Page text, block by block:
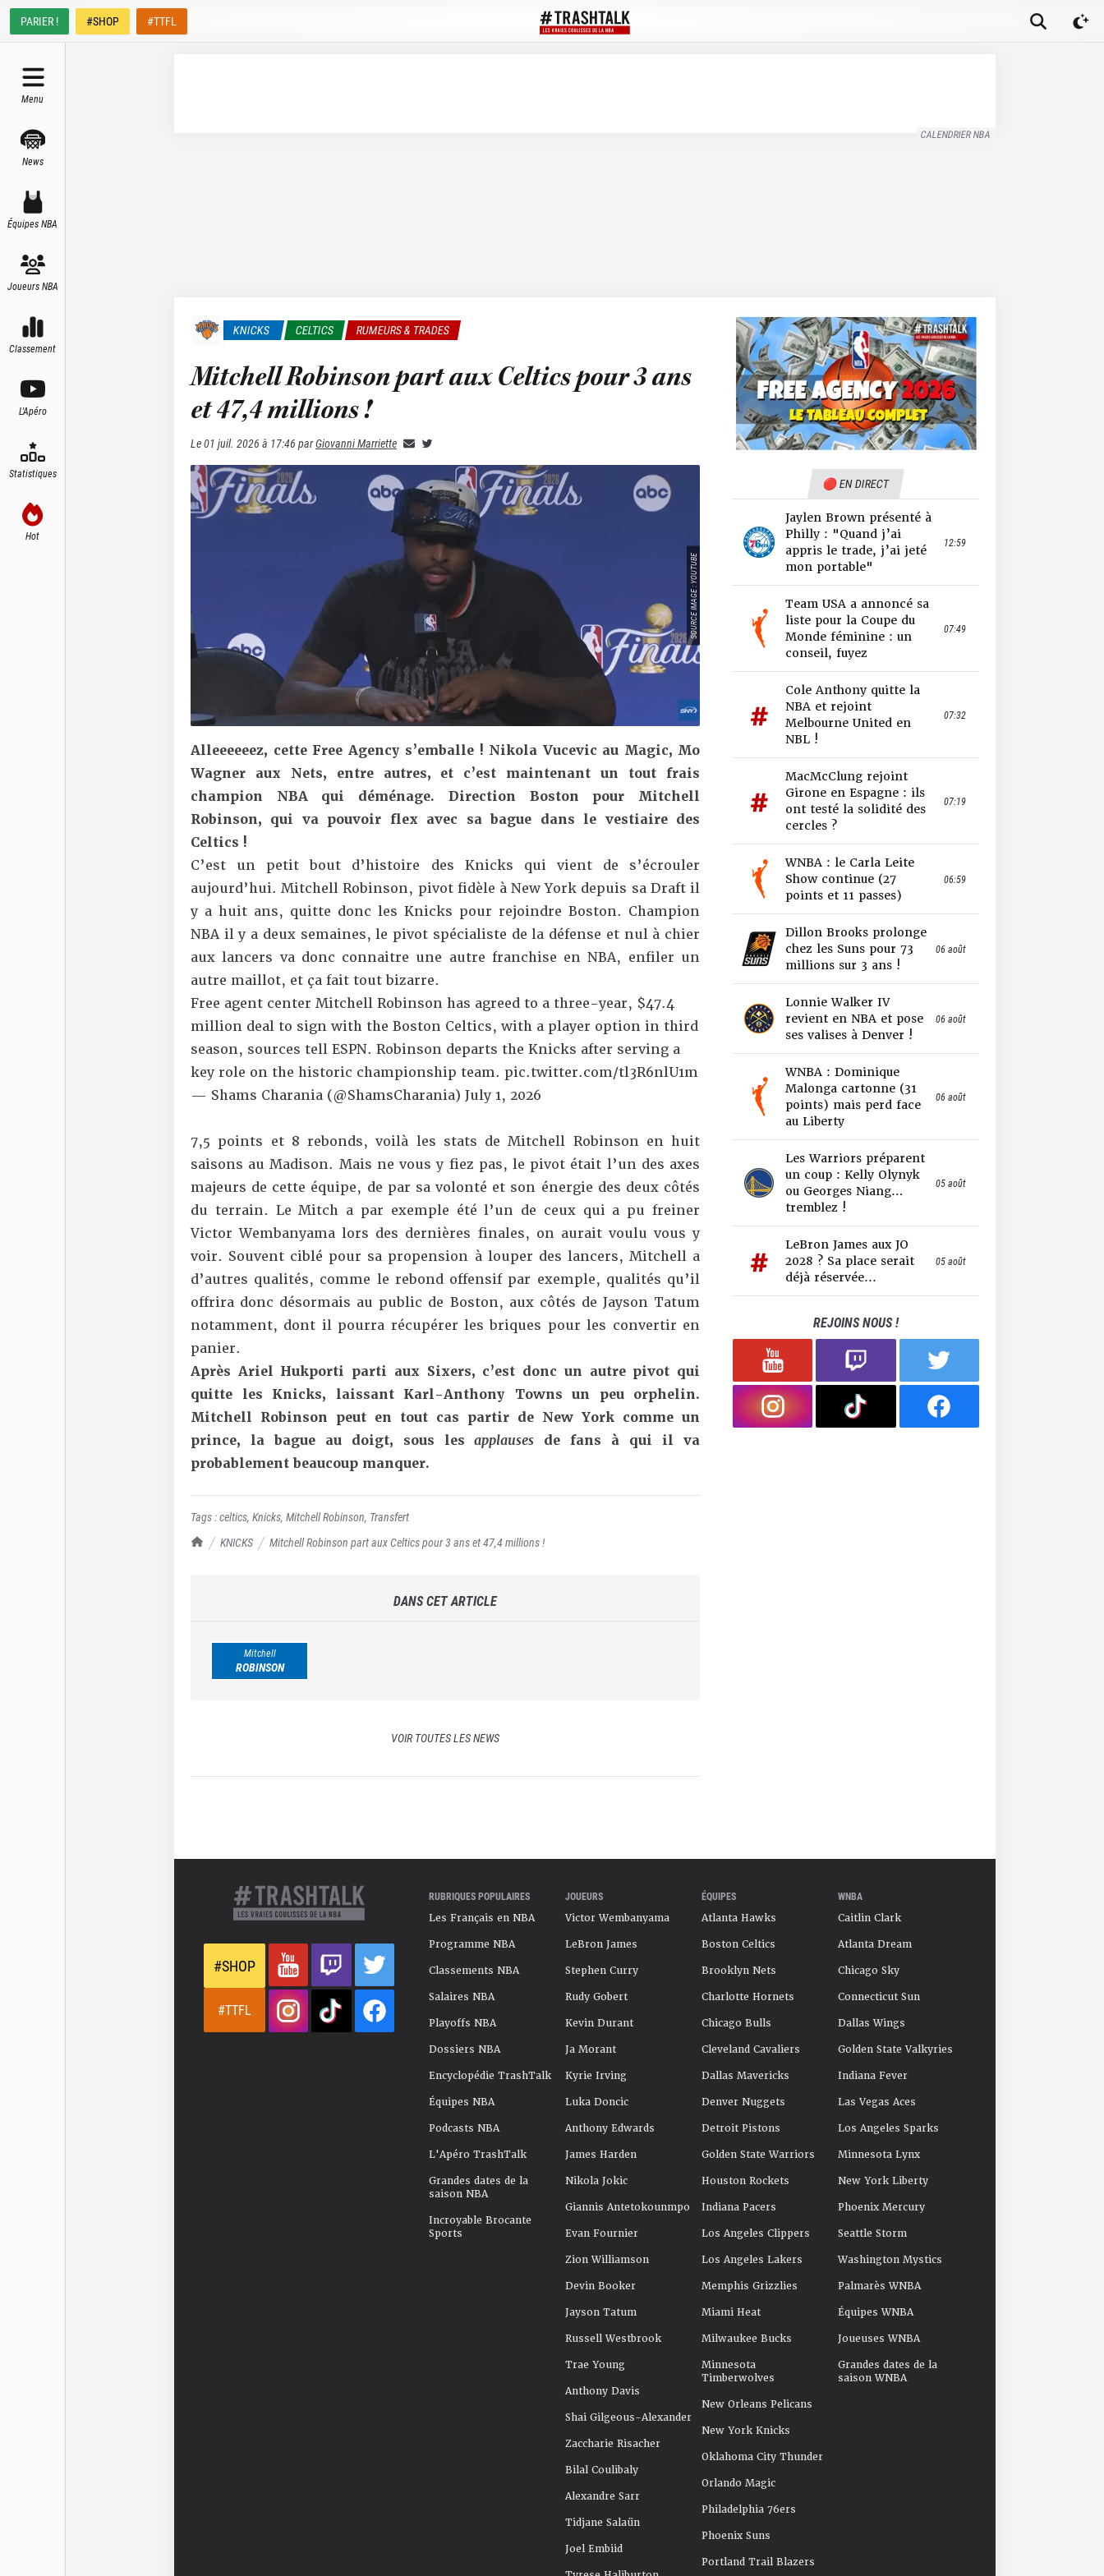
PARIER ! #SHOP #TTFL
Menu
News
Équipes NBA
Joueurs NBA
Classement
L'Apéro
Statistiques
Hot
CALENDRIER NBA
TrashTalk Actu NBA
KNICKS Mitchell Robinson part aux Celtics pour 3 ans et 47,4 millions !
KNICKS CELTICS RUMEURS & TRADES
Mitchell Robinson part aux Celtics pour 3 ans
et 47,4 millions !
Le01 juil. 2026 à 17:46 parGiovanni Marriette
SOURCE IMAGE : YOUTUBE
Alleeeeeez, cette Free Agency s’emballe ! Nikola Vucevic au Magic, Mo
Wagner aux Nets, entre autres, et c’est maintenant un tout frais
champion NBA qui déménage. Direction Boston pour Mitchell
Robinson, qui va pouvoir flex avec sa bague dans le vestiaire des
Celtics !
C’est un petit bout d’histoire des Knicks qui vient de s’écrouler
aujourd’hui. Mitchell Robinson, pivot fidèle à New York depuis sa Draft il
y a huit ans, quitte donc les Knicks pour rejoindre Boston. Champion
NBA il y a deux semaines, le pivot spécialiste de la défense et nul à chier
aux lancers va donc connaitre une autre franchise en NBA, enfiler un
autre maillot, et ça fait tout bizarre.
Free agent center Mitchell Robinson has agreed to a three-year, $47.4
million deal to sign with the Boston Celtics, with a player option in third
season, sources tell ESPN. Robinson departs the Knicks after serving a
key role on the historic championship team. pic.twitter.com/tl3R6nlU1m
— Shams Charania (@ShamsCharania) July 1, 2026
7,5 points et 8 rebonds, voilà les stats de Mitchell Robinson en huit
saisons au Madison. Mais ne vous y fiez pas, le pivot était l’un des axes
majeurs de cette équipe, de par sa volonté et son énergie des deux côtés
du terrain. Le Mitch a par exemple été l’un de ceux qui a pu freiner
Victor Wembanyama lors des dernières finales, on aurait voulu vous y
voir. Souvent ciblé pour sa propension à louper des lancers, Mitchell a
d’autres qualités, comme le rebond offensif par exemple, qualités qu’il
offrira donc désormais au public de Boston, aux côtés de Jayson Tatum
notamment, dont il pourra récupérer les briques pour les convertir en
panier.
Après Ariel Hukporti parti aux Sixers, c’est donc un autre pivot qui
quitte les Knicks, laissant Karl-Anthony Towns un peu orphelin.
Mitchell Robinson peut en tout cas partir de New York comme un
prince, la bague au doigt, sous lesapplauses de fans à qui il va
probablement beaucoup manquer.
Tags :celtics, Knicks, Mitchell Robinson, Transfert
DANS CET ARTICLE
Mitchell
ROBINSON
VOIR TOUTES LES NEWS
🔴 EN DIRECT
Jaylen Brown présenté à
Philly : "Quand j’ai
appris le trade, j’ai jeté
mon portable"
12:59
Team USA a annoncé sa
liste pour la Coupe du
Monde féminine : un
conseil, fuyez
07:49
Cole Anthony quitte la
NBA et rejoint
Melbourne United en
NBL !
07:32
MacMcClung rejoint
Girone en Espagne : ils
ont testé la solidité des
cercles ?
07:19
WNBA : le Carla Leite
Show continue (27
points et 11 passes)
06:59
Dillon Brooks prolonge
chez les Suns pour 73
millions sur 3 ans !
06 août
Lonnie Walker IV
revient en NBA et pose
ses valises à Denver !
06 août
WNBA : Dominique
Malonga cartonne (31
points) mais perd face
au Liberty
06 août
Les Warriors préparent
un coup : Kelly Olynyk
ou Georges Niang…
tremblez !
05 août
LeBron James aux JO
2028 ? Sa place serait
déjà réservée...
05 août
REJOINS NOUS !
#SHOP
#TTFL
RUBRIQUES POPULAIRES
Les Français en NBA
Programme NBA
Classements NBA
Salaires NBA
Playoffs NBA
Dossiers NBA
Encyclopédie TrashTalk
Équipes NBA
Podcasts NBA
L'Apéro TrashTalk
Grandes dates de la
saison NBA
Incroyable Brocante
Sports
JOUEURS
Victor Wembanyama
LeBron James
Stephen Curry
Rudy Gobert
Kevin Durant
Ja Morant
Kyrie Irving
Luka Doncic
Anthony Edwards
James Harden
Nikola Jokic
Giannis Antetokounmpo
Evan Fournier
Zion Williamson
Devin Booker
Jayson Tatum
Russell Westbrook
Trae Young
Anthony Davis
Shai Gilgeous-Alexander
Zaccharie Risacher
Bilal Coulibaly
Alexandre Sarr
Tidjane Salaün
Joel Embiid
ÉQUIPES
Atlanta Hawks
Boston Celtics
Brooklyn Nets
Charlotte Hornets
Chicago Bulls
Cleveland Cavaliers
Dallas Mavericks
Denver Nuggets
Detroit Pistons
Golden State Warriors
Houston Rockets
Indiana Pacers
Los Angeles Clippers
Los Angeles Lakers
Memphis Grizzlies
Miami Heat
Milwaukee Bucks
Minnesota
Timberwolves
New Orleans Pelicans
New York Knicks
Oklahoma City Thunder
Orlando Magic
Philadelphia 76ers
Phoenix Suns
Portland Trail Blazers
WNBA
Caitlin Clark
Atlanta Dream
Chicago Sky
Connecticut Sun
Dallas Wings
Golden State Valkyries
Indiana Fever
Las Vegas Aces
Los Angeles Sparks
Minnesota Lynx
New York Liberty
Phoenix Mercury
Seattle Storm
Washington Mystics
Palmarès WNBA
Équipes WNBA
Joueuses WNBA
Grandes dates de la
saison WNBA